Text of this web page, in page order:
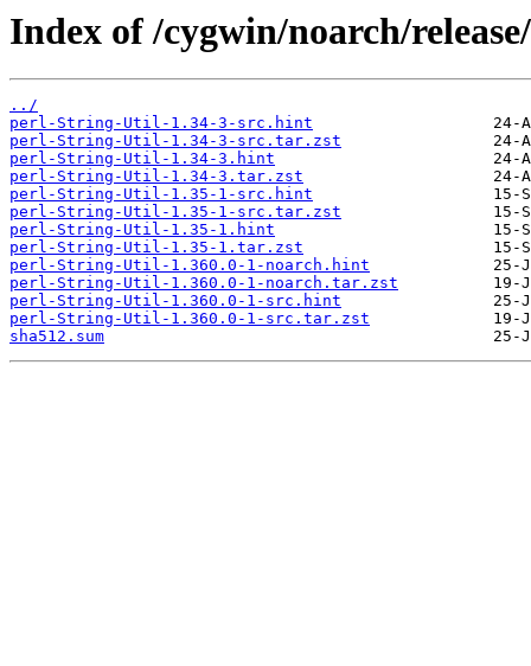
Index of /cygwin/noarch/
../
perl-String-Util-1.34-3-src.hint
perl-String-Util-1.34-3-src.tar.zst
perl-String-Util-1.34-3.hint
perl-String-Util-1.34-3.tar.zst
perl-String-Util-1.35-1-src.hint
perl-String-Util-1.35-1-src.tar.zst
perl-String-Util-1.35-1.hint
perl-String-Util-1.35-1.tar.zst
perl-String-Util-1.360.0-1-noarch.hint
perl-String-Util-1.360.0-1-noarch.tar.zst
perl-String-Util-1.360.0-1-src.hint
perl-String-Util-1.360.0-1-src.tar.zst
sha512.sum